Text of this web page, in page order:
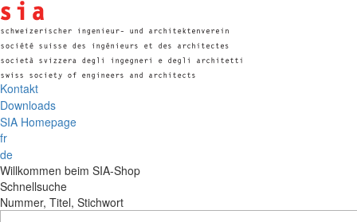
Kontakt
Downloads
SIA Homepage
fr
de
Willkommen beim SIA-Shop
Schnellsuche
Nummer, Titel, Stichwort